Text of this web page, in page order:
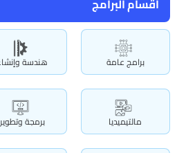
برامج عامة هندسة
مالتيميديا برمجة وتطوير